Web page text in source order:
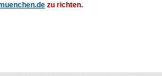
zu richten.